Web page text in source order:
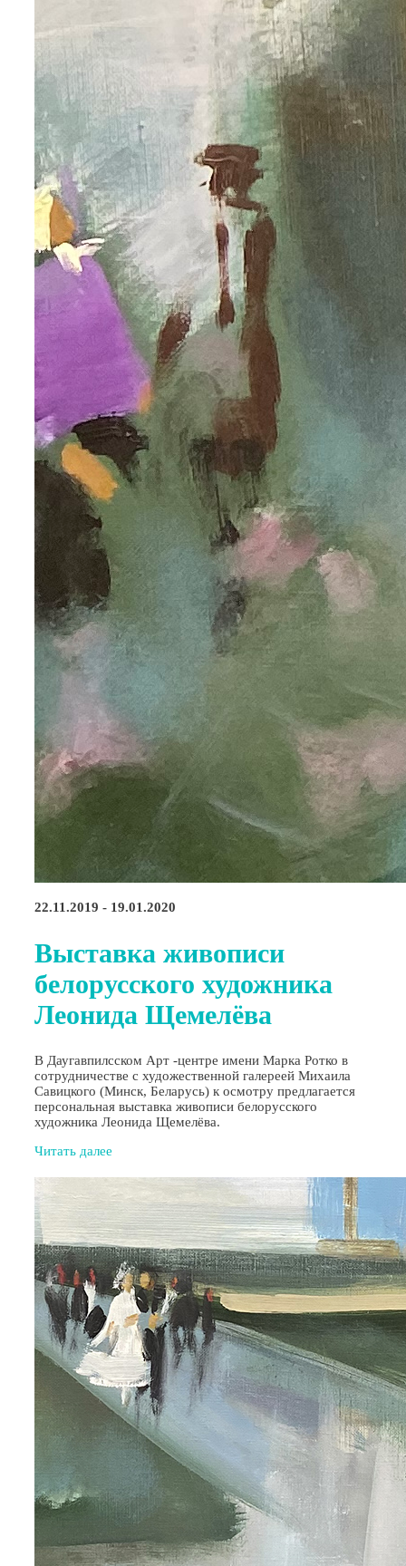
22.11.2019 - 19.01.2020
Выставка живописи
белорусского художника
Леонида Щемелёва
В Даугавпилсском Арт -центре имени Марка Ротко в
сотрудничестве с художественной галереей Михаила
Савицкого (Минск, Беларусь) к осмотру предлагается
персональная выставка живописи белорусского
художника Леонида Щемелёва.
Читать далее